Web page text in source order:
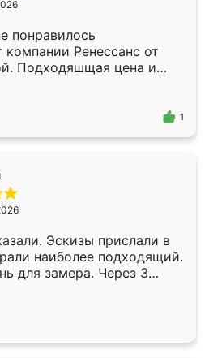
понравилось
Ренессанс от
Подходяшщая цена и
Приехавший
Владислав
эскизу самый
1
Эскизы прислали в
наиболее подходящий.
для замера. Через 3
уже готова. Остались
Спасибо Ренессанс
работу!